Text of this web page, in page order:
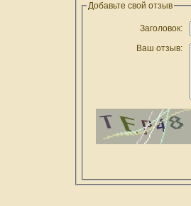
Добавьте свой отзыв
Заголовок:
Ваш отзыв: